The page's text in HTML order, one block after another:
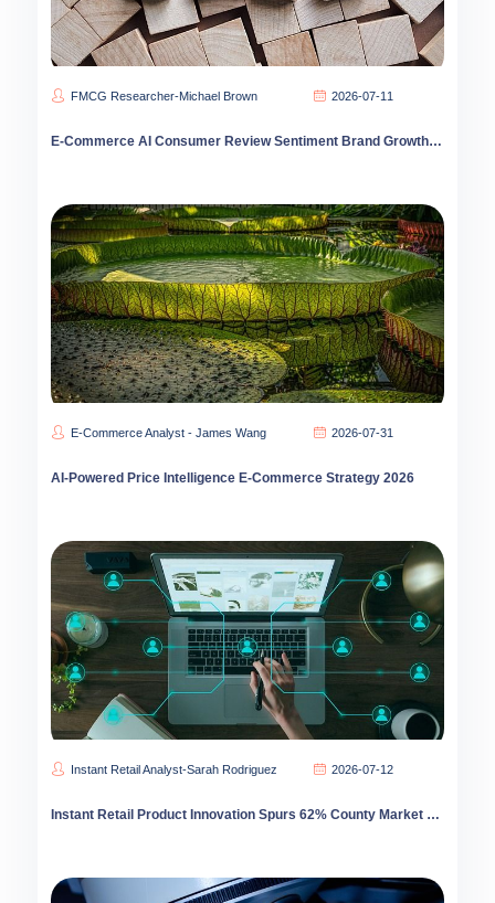
FMCG Researcher-Michael Brown 2026-07-11
E-Commerce AI Consumer Review Sentiment Brand Growth Strategy 2026
E-Commerce Analyst - James Wang 2026-07-31
AI-Powered Price Intelligence E-Commerce Strategy 2026
Instant Retail Analyst-Sarah Rodriguez 2026-07-12
Instant Retail Product Innovation Spurs 62% County Market Growth